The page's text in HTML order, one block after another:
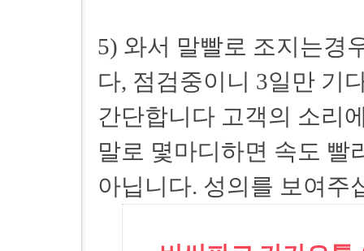
5) 와서 말빨로 조지는경
다, 점검중이니 3일만 기
간단합니다 고객의 소리
말로 몇마디하면 속도 빨
아닙니다. 성의를 보여주